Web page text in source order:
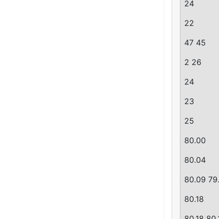
24
22
47 45
2 26
24
23
25
80.00
80.04
80.09
80.18